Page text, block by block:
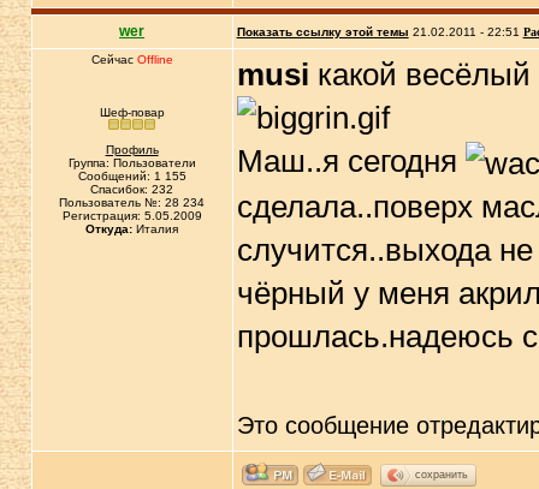
wer Показать ссылку этой темы 21.02.2011 - 22:51
Сейчас Offline
Шеф-повар
Профиль
Группа: Пользователи
Сообщений: 1 155
Спасибок: 232
Пользователь №: 28 234
Регистрация: 5.05.2009
Откуда: Италия
musi какой
Маш..я сегодня
сделала..поверх
случится..выхода
чёрный у меня
прошлась.надеюсь
Это сообщение
сохранить